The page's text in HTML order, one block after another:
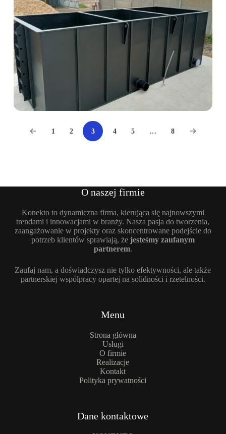
1 2 3 4 5 … 8
O naszej firmie
Konekto to dynamiczna firma, kierująca się najnowszymi
trendami i innowacjami w branży. Nasza pasja do tworzenia,
zaangażowanie w projekty oraz skoncentrowane podejście do
potrzeb klientów sprawiają, że jesteśmy zaufanym
partnerem.
Zaufaj nam, a doświadczysz nie tylko efektywności, ale także
partnerskiej współpracy opartej na solidności i rzetelności.
Menu
Strona główna
Usługi
O firmie
Realizacje
Kontakt
Polityka prywatności
Dane kontaktowe